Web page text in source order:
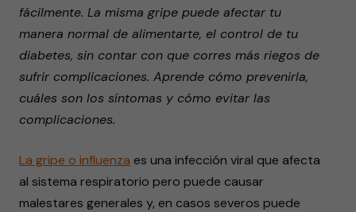
fácilmente. La misma gripe puede afectar tu
manera normal de alimentarte, el control de tu
diabetes, sin contar con que corres más riegos de
sufrir complicaciones. Aprende cómo prevenirla,
cuáles son los síntomas y cómo evitar las
complicaciones.
La gripe o influenza es una infección viral que afecta
al sistema respiratorio pero puede causar
malestares generales y, en casos severos puede